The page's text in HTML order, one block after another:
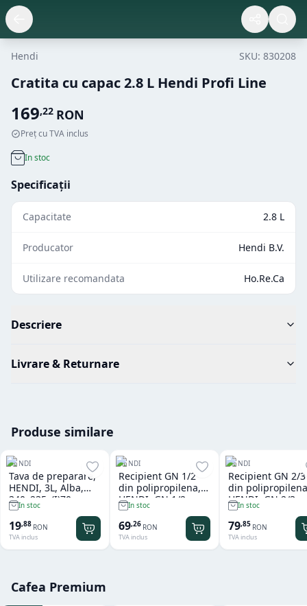
Hendi SKU: 830208
Cratita cu capac 2.8 L Hendi Profi Line
169,22 RON
Preț cu TVA inclus
In stoc
Specificații
Capacitate 2.8 L
Producator Hendi B.V.
Utilizare recomandata Ho.Re.Ca
Descriere
Livrare & Returnare
Produse similare
HENDI
Tava de preparare,
HENDI, 3L, Alba,
340x235x(I)70mm,
Dreptunghiulara
In stoc
19,88 RON
TVA inclus
HENDI
Recipient GN 1/2
din polipropilena,
HENDI, GN 1/2,
12,5L, Transparent,
325x265x(H)200mm,
Dreptunghiular
In stoc
69,26 RON
TVA inclus
HENDI
Recipient GN 2/3
din
HENDI, GN 2/3,
13,5L,
Dreptunghiular
In stoc
79,85 RON
TVA inclus
Cafea Premium